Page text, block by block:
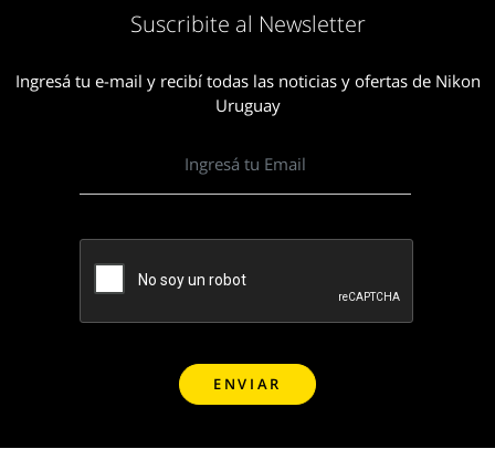
Suscribite al Newsletter
Ingresá tu e-mail y recibí todas las noticias y ofertas de Nikon
Uruguay